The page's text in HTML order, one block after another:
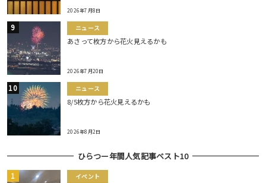
2026年7月8日
ニュース
あさって枚方から花火見えるかも
2026年7月20日
ニュース
8/5枚方から花火見えるかも
2026年8月2日
ひらつー年間人気記事ベスト10
イベント